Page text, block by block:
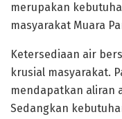
merupakan
masyarakat Muara
Ketersediaan air
krusial masyarakat.
mendapatkan aliran
Sedangkan